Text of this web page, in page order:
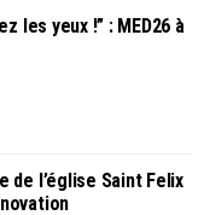
les yeux !” : MED26 à
de l’église Saint Felix